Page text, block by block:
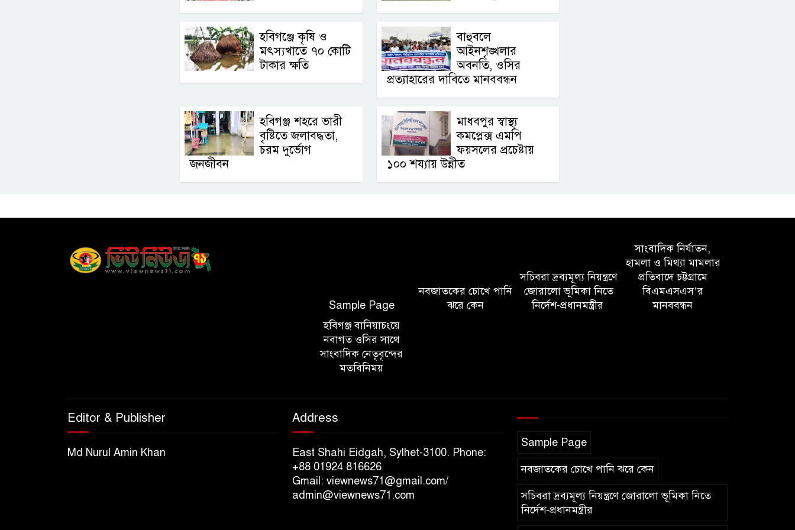
হবিগঞ্জে কৃষি ও
মৎস্যখাতে ৭০ কোটি
টাকার ক্ষতি
বাহুবলে
আইনশৃঙ্খলার
অবনতি, ওসির
প্রত্যাহারের দাবিতে মানববন্ধন
হবিগঞ্জ শহরে ভারী
বৃষ্টিতে জলাবদ্ধতা,
চরম দুর্ভোগ
জনজীবন
মাধবপুর স্বাস্থ্য
কমপ্লেক্স এমপি
ফয়সলের প্রচেষ্টায়
১০০ শয্যায় উন্নীত
Sample Page
নবজাতকের চোখে পানি
ঝরে কেন
সচিবরা দ্রব্যমূল্য নিয়ন্ত্রণে
জোরালো ভূমিকা নিতে
নির্দেশ-প্রধানমন্ত্রীর
সাংবাদিক নির্যাতন,
হামলা ও মিথ্যা মামলার
প্রতিবাদে চট্টগ্রামে
বিএমএসএস’র
মানববন্ধন
হবিগঞ্জ বানিয়াচংয়ে
নবাগত ওসির সাথে
সাংবাদিক নেতৃবৃন্দের
মতবিনিময়
Editor & Publisher
Md Nurul Amin Khan
Address
East Shahi Eidgah, Sylhet-3100. Phone:
+88 01924 816626
Gmail: viewnews71@gmail.com/
admin@viewnews71.com
Sample Page
নবজাতকের চোখে পানি ঝরে কেন
সচিবরা দ্রব্যমূল্য নিয়ন্ত্রণে জোরালো ভূমিকা নিতে
নির্দেশ-প্রধানমন্ত্রীর